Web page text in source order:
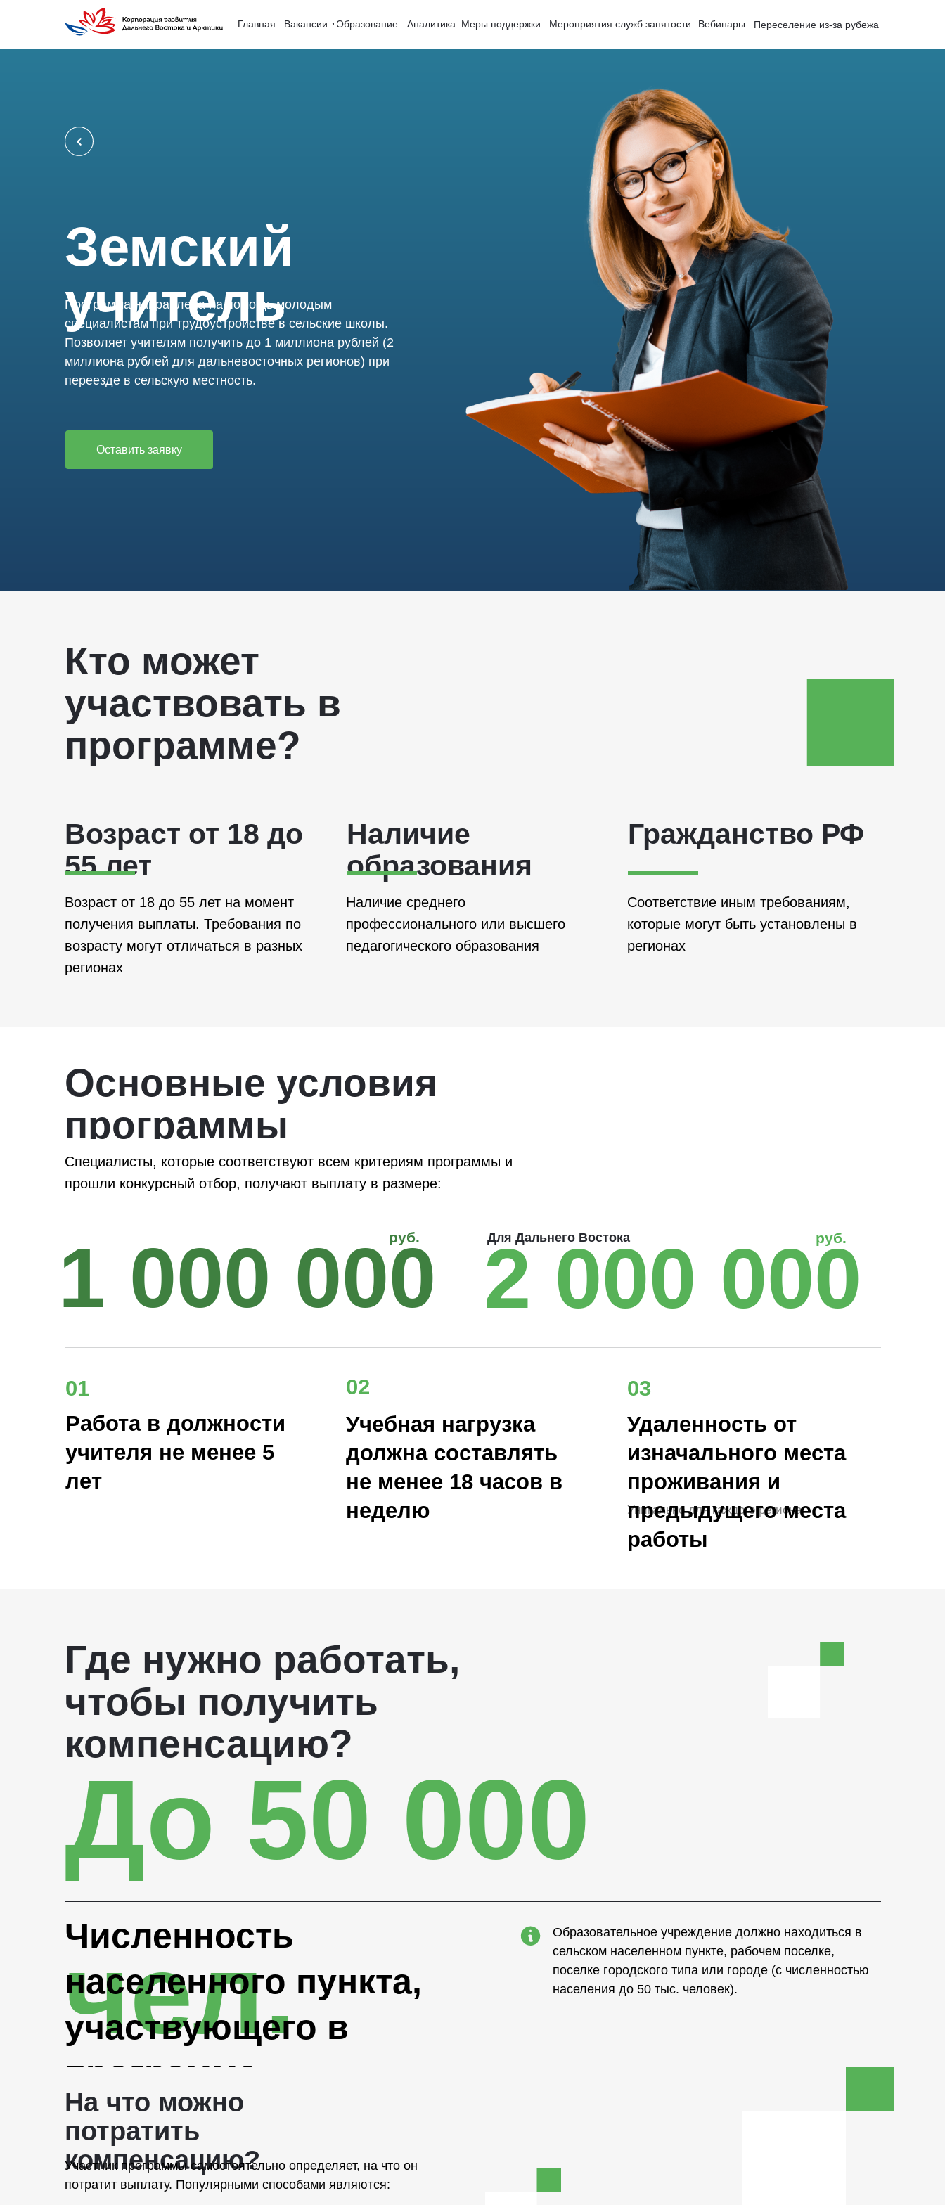
Главная Вакансии Аналитика
Образование Меры поддержки Мероприятия служб занятости Вебинары Переселение из-за рубежа
Земский
учитель
Оставить заявку
Программа направлена на помощь молодым
специалистам при трудоустройстве в сельские школы.
Позволяет учителям получить до 1 миллиона рублей (2
миллиона рублей для дальневосточных регионов) при
переезде в сельскую местность.
Кто может
участвовать в
программе?
Возраст от 18 до
55 лет
Наличие
образования
Гражданство РФ
Возраст от 18 до 55 лет на момент
получения выплаты. Требования по
возрасту могут отличаться в разных
регионах
Наличие среднего
профессионального или высшего
педагогического образования
Соответствие иным требованиям,
которые могут быть установлены в
регионах
Основные условия
программы
2 000 000
руб.
Для Дальнего Востока
1 000 000
руб.
Работа в должности
учителя не менее 5
лет
Специалисты, которые соответствуют всем критериям программы и
прошли конкурсный отбор, получают выплату в размере:
Уникально для каждого региона
Учебная нагрузка
должна составлять
не менее 18 часов в
неделю
Удаленность от
изначального места
проживания и
предыдущего места
работы
01 02 03
Где нужно работать,
чтобы получить
компенсацию?
До 50 000
чел.
Численность
населенного пункта,
участвующего в
программе
Образовательное учреждение должно находиться в
сельском населенном пункте, рабочем поселке,
поселке городского типа или городе (с численностью
населения до 50 тыс. человек).
На что можно
потратить
компенсацию?
Участник программы самостоятельно определяет, на что он
потратит выплату. Популярными способами являются: